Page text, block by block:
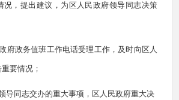
况，提出建议，为区人民政府领导同志决策
府政务值班工作电话受理工作，及时向区人
要情况；
导同志交办的重大事项，区人民政府重大决